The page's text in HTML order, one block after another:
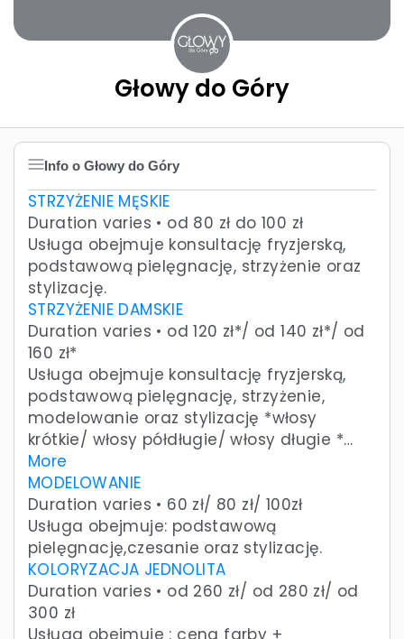
Głowy do Góry
Info o Głowy do Góry
STRZYŻENIE MĘSKIE
Duration varies • od 80 zł do 100 zł
Usługa obejmuje konsultację fryzjerską,
podstawową pielęgnację, strzyżenie oraz
stylizację.
STRZYŻENIE DAMSKIE
Duration varies • od 120 zł*/ od 140 zł*/ od
160 zł*
Usługa obejmuje konsultację fryzjerską,
podstawową pielęgnację, strzyżenie,
modelowanie oraz stylizację *włosy
krótkie/ włosy półdługie/ włosy długie *…
More
MODELOWANIE
Duration varies • 60 zł/ 80 zł/ 100zł
Usługa obejmuje: podstawową
pielęgnację,czesanie oraz stylizację.
KOLORYZACJA JEDNOLITA
Duration varies • od 260 zł/ od 280 zł/ od
300 zł
Usługa obejmuje : cena farby +